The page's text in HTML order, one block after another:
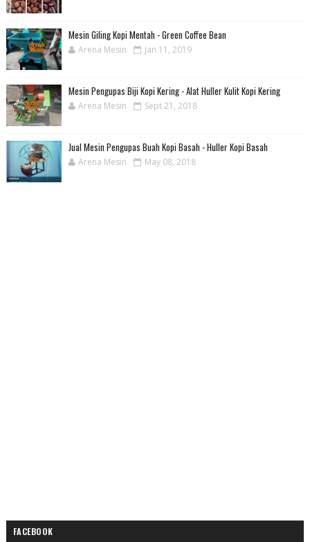
Mesin Giling Kopi Mentah - Green Coffee Bean
Arena Mesin Jan 11, 2019
Mesin Pengupas Biji Kopi Kering - Alat Huller Kulit Kopi Kering
Arena Mesin Sept 21, 2018
Jual Mesin Pengupas Buah Kopi Basah - Huller Kopi Basah
Arena Mesin May 08, 2018
FACEBOOK